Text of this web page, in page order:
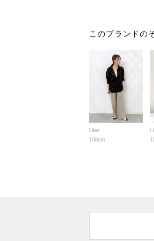
このブランドの
Lilas
158cm